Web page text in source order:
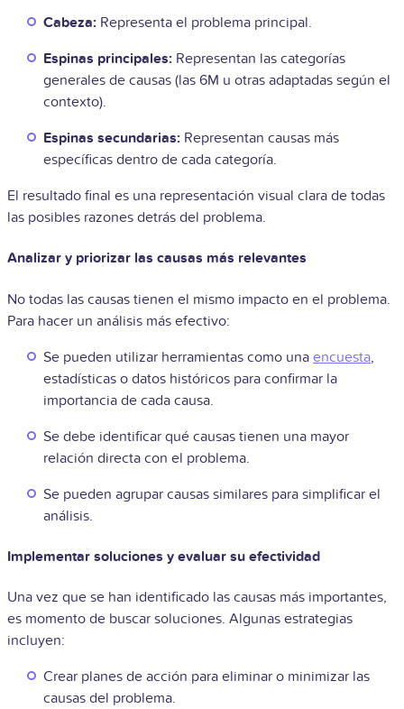
Cabeza: Representa el problema principal.
Espinas principales: Representan las categorías
generales de causas (las 6M u otras adaptadas según el
contexto).
Espinas secundarias: Representan causas más
específicas dentro de cada categoría.
El resultado final es una representación visual clara de todas
las posibles razones detrás del problema.
Analizar y priorizar las causas más relevantes
No todas las causas tienen el mismo impacto en el problema.
Para hacer un análisis más efectivo:
Se pueden utilizar herramientas como una encuesta,
estadísticas o datos históricos para confirmar la
importancia de cada causa.
Se debe identificar qué causas tienen una mayor
relación directa con el problema.
Se pueden agrupar causas similares para simplificar el
análisis.
Implementar soluciones y evaluar su efectividad
Una vez que se han identificado las causas más importantes,
es momento de buscar soluciones. Algunas estrategias
incluyen:
Crear planes de acción para eliminar o minimizar las
causas del problema.